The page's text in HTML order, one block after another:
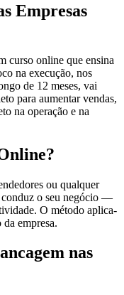
Empresas
curso online que ensina
na execução, nos
de 12 meses, vai
para aumentar vendas,
na operação e na
ou qualquer
conduz o seu negócio —
O método aplica-
empresa.
nas